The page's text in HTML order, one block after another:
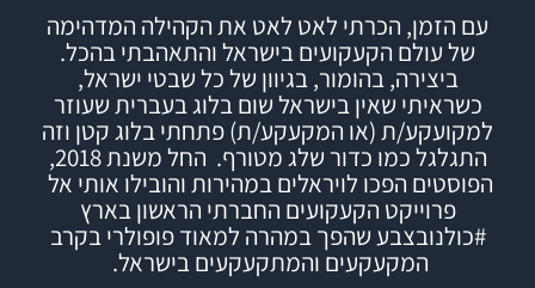
עם הזמן, הכרתי לאט לאט את הקהילה המדהימה
של עולם הקעקועים בישראל והתאהבתי בהכל.
ביצירה, בהומור, בגיוון של כל שבטי ישראל,
כשראיתי שאין בישראל שום בלוג בעברית שעוזר
למקועקע/ת (או המקעקע/ת) פתחתיבלוגקטן וזה
התגלגל כמו כדור שלג מטורף.
החל משנת 2018,
הפוסטים הפכו לויראלים במהירות והובילו אותי אל
פרוייקט הקעקועים החברתי הראשון בארץ
#כולנובצבעשהפך במהרה למאוד פופולרי בקרב
המקעקעים והמתקעקעים בישראל.